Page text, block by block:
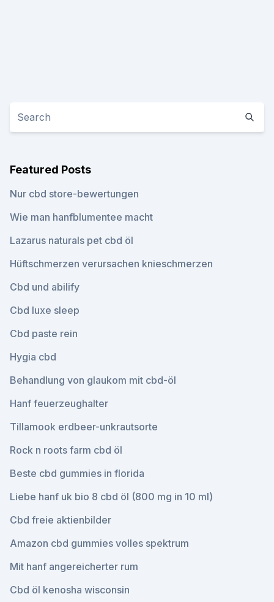
Featured Posts
Nur cbd store-bewertungen
Wie man hanfblumentee macht
Lazarus naturals pet cbd öl
Hüftschmerzen verursachen knieschmerzen
Cbd und abilify
Cbd luxe sleep
Cbd paste rein
Hygia cbd
Behandlung von glaukom mit cbd-öl
Hanf feuerzeughalter
Tillamook erdbeer-unkrautsorte
Rock n roots farm cbd öl
Beste cbd gummies in florida
Liebe hanf uk bio 8 cbd öl (800 mg in 10 ml)
Cbd freie aktienbilder
Amazon cbd gummies volles spektrum
Mit hanf angereicherter rum
Cbd öl kenosha wisconsin